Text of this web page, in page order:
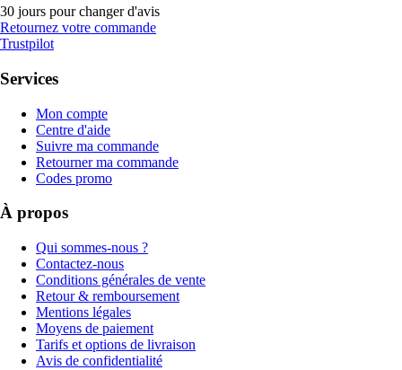
30 jours pour changer d'avis
Retournez votre commande
Trustpilot
Services
Mon compte
Centre d'aide
Suivre ma commande
Retourner ma commande
Codes promo
À propos
Qui sommes-nous ?
Contactez-nous
Conditions générales de vente
Retour & remboursement
Mentions légales
Moyens de paiement
Tarifs et options de livraison
Avis de confidentialité